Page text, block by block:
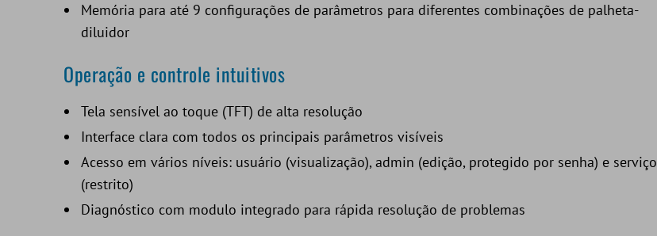
Memória para até 9 configurações de parâmetros para diferentes combinações de palheta-
diluidor
Operação e controle intuitivos
Tela sensível ao toque (TFT) de alta resolução
Interface clara com todos os principais parâmetros visíveis
Acesso em vários níveis: usuário (visualização), admin (edição, protegido por senha) e serviço
(restrito)
Diagnóstico com modulo integrado para rápida resolução de problemas